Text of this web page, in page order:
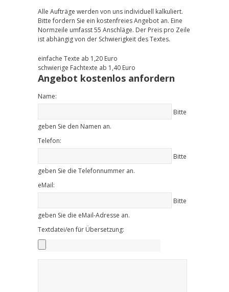
Alle Aufträge werden von uns individuell kalkuliert.
Bitte fordern Sie ein kostenfreies Angebot an. Eine
Normzeile umfasst 55 Anschläge. Der Preis pro Zeile
ist abhängig von der Schwierigkeit des Textes.
einfache Texte ab 1,20 Euro
schwierige Fachtexte ab 1,40 Euro
Angebot kostenlos anfordern
Name:
Bitte
geben Sie den Namen an.
Telefon:
Bitte
geben Sie die Telefonnummer an.
eMail:
Bitte
geben Sie die eMail-Adresse an.
Textdatei/en für Übersetzung: